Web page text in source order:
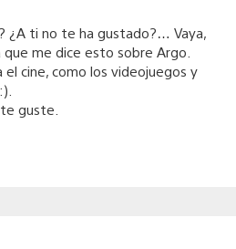
¿A ti no te ha gustado?… Vaya,
me dice esto sobre Argo.
cine, como los videojuegos y
guste.